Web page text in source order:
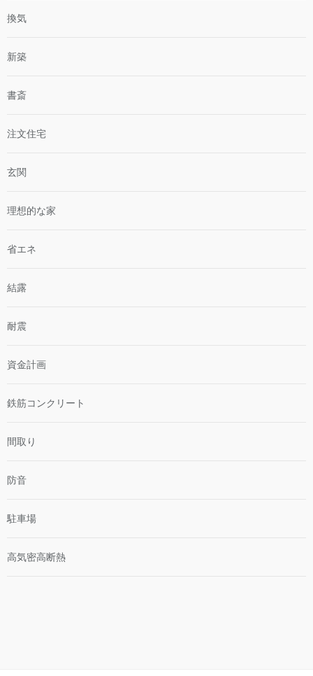
換気
新築
書斎
注文住宅
玄関
理想的な家
省エネ
結露
耐震
資金計画
鉄筋コンクリート
間取り
防音
駐車場
高気密高断熱